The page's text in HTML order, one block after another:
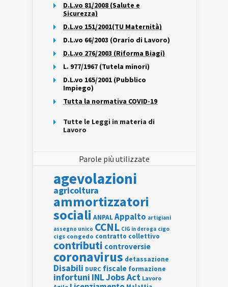
D.L.vo 81/2008 (Salute e
Sicurezza)
D.L.vo 151/2001(TU Maternità)
D.L.vo 66/2003 (Orario di Lavoro)
D.L.vo 276/2003 (Riforma Biagi)
L. 977/1967 (Tutela minori)
D.L.vo 165/2001 (Pubblico
Impiego)
Tutta la normativa COVID-19
Tutte le Leggi in materia di
Lavoro
Parole più utilizzate
agevolazioni
agricoltura
ammortizzatori
sociali ANPALAppalto artigiani
assegno unico CCNL CIG in deroga cigo
cigs congedo contratto collettivo
contributi controversie
coronavirus detassazione
Disabili DURC fiscale formazione
infortuni INLJobs Act Lavoro